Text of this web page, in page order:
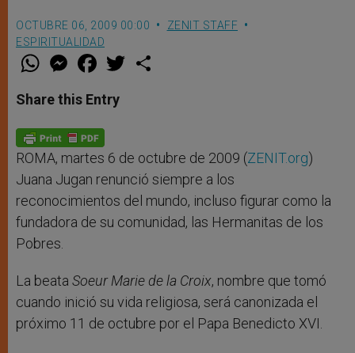
OCTUBRE 06, 2009 00:00
ZENIT STAFF
ESPIRITUALIDAD
W
t
s
p
p
M
e
s
e
g
e
r
F
a
e
b
o
k
w
Share this Entry
ROMA, martes 6 de octubre de 2009 (ZENIT.org)
Juana Jugan renunció siempre a los
reconocimientos del mundo, incluso figurar como la
fundadora de su comunidad, las Hermanitas de los
Pobres.
La beata Soeur Marie de la Croix, nombre que tomó
cuando inició su vida religiosa, será canonizada el
próximo 11 de octubre por el Papa Benedicto XVI.